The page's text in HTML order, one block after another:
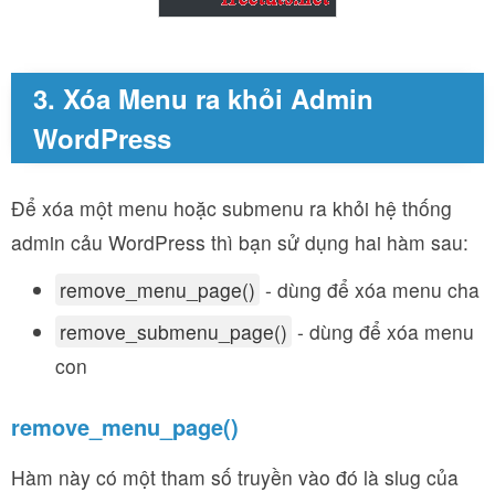
3. Xóa Menu ra khỏi Admin
WordPress
Để xóa một menu hoặc submenu ra khỏi hệ thống
admin cảu WordPress thì bạn sử dụng hai hàm sau:
remove_menu_page() - dùng để xóa menu cha
remove_submenu_page() - dùng để xóa menu
con
remove_menu_page()
Hàm này có một tham số truyền vào đó là slug của